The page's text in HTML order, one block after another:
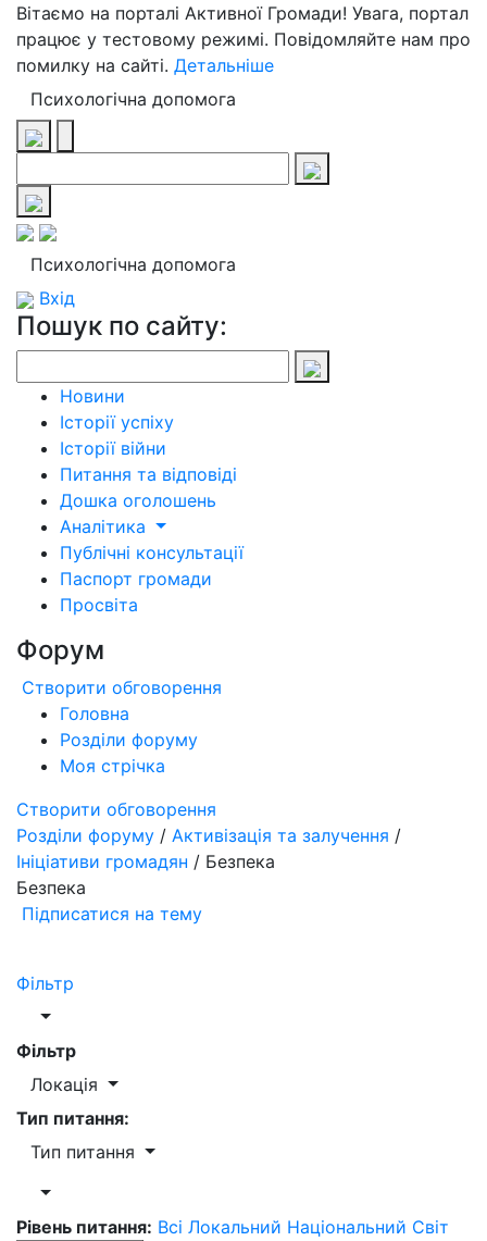
Вітаємо на порталі Активної Громади! Увага, портал
працює у тестовому режимі. Повідомляйте нам про
помилку на сайті. Детальніше
Психологічна допомога
Психологічна допомога
Вхід
Пошук по сайту:
Новини
Історії успіху
Історії війни
Питання та відповіді
Дошка оголошень
Аналітика
Публічні консультації
Паспорт громади
Просвіта
Форум
Створити обговорення
Головна
Розділи форуму
Моя стрічка
Створити обговорення
Розділи форуму / Активізація та залучення /
Ініціативи громадян / Безпека
Безпека
Підписатися на тему
Фільтр
Фільтр
Локація
Тип питання:
Тип питання
Рівень питання: Всі Локальний Національний Світ